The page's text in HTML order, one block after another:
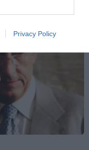
Privacy Policy